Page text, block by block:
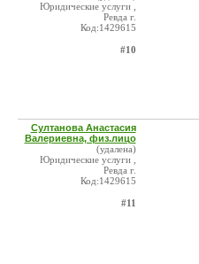
Юридические услуги ,
Ревда г.
Код:1429615
#10
Султанова Анастасия
Валериевна, физ.лицо
(удалена)
Юридические услуги ,
Ревда г.
Код:1429615
#11